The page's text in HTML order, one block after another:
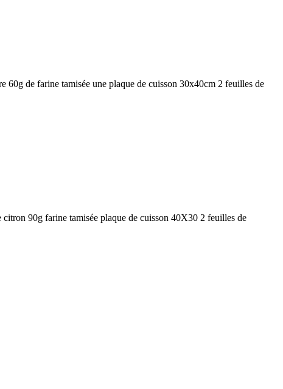
60g de farine tamisée une plaque de cuisson 30x40cm 2 feuilles de
90g farine tamisée plaque de cuisson 40X30 2 feuilles de